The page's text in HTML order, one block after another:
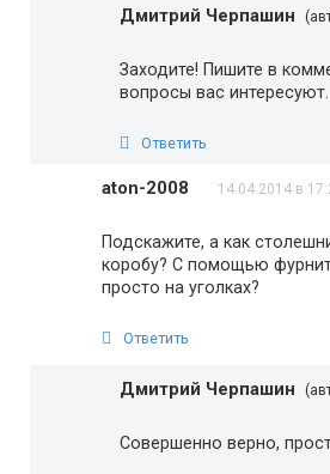
Дмитрий Черпашин
Заходите! Пишите в
вопросы вас интересуют.
Ответить
aton-2008 14.04.2014 в
Подскажите, а как
коробу? С помощью
просто на уголках?
Ответить
Дмитрий Черпашин
Совершенно верно,